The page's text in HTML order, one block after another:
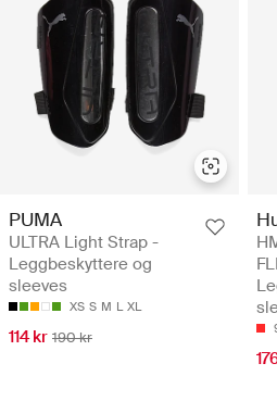
PUMA
ULTRA Light Strap -
Leggbeskyttere og
sleeves
XS S M L XL
114 kr 190 kr